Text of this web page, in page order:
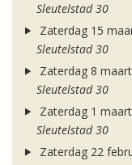
Sleutelstad 30
Zaterdag 15
Sleutelstad 30
Zaterdag 8
Sleutelstad 30
Zaterdag 1
Sleutelstad 30
Zaterdag 22